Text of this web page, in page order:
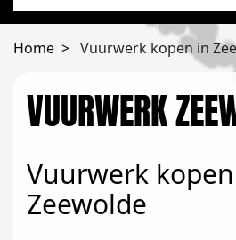
Home Vuurwerk kopen in
VUURWERK
Vuurwerk
Zeewolde